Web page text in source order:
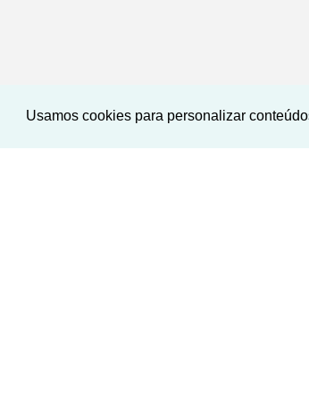
Usamos cookies para personalizar